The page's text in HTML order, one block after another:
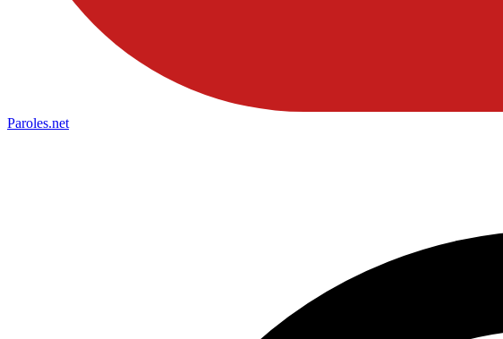
Paroles.net